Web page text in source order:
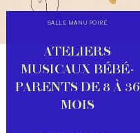
SALLE MANU POIRÉ
ATELIERS
MUSICAUX BÉBÉ-
PARENTS DE 8 À 36
MOIS